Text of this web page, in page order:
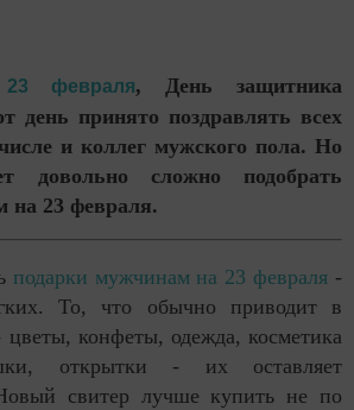
23 февраля, День защитника
день принято поздравлять всех
и коллег мужского пола. Но
довольно сложно подобрать
на 23 февраля.
подарки мужчинам на 23 февраля -
То, что обычно приводит в
конфеты, одежда, косметика
открытки - их оставляет
свитер лучше купить не по